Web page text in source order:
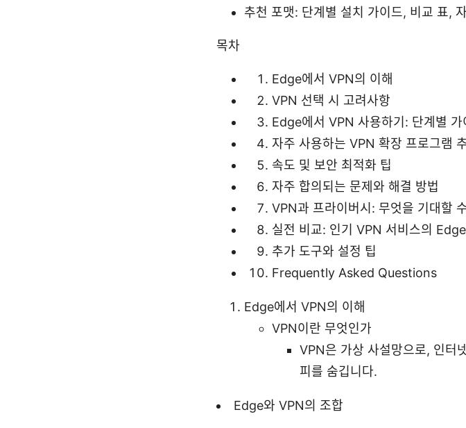
추천 포맷: 단계별 설치 가이드, 비교 표,
목차
Edge에서 VPN의 이해
VPN 선택 시 고려사항
Edge에서 VPN 사용하기: 단계별 가
자주 사용하는 VPN 확장 프로그램
속도 및 보안 최적화 팁
자주 합의되는 문제와 해결 방법
VPN과 프라이버시: 무엇을 기대할
실전 비교: 인기 VPN 서비스의
추가 도구와 설정 팁
Frequently Asked Questions
Edge에서 VPN의 이해
VPN이란 무엇인가
VPN은 가상 사설망으로, 인터
피를 숨깁니다.
Edge와 VPN의 조합